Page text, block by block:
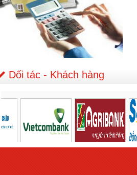
Dối tác - Khách hàng